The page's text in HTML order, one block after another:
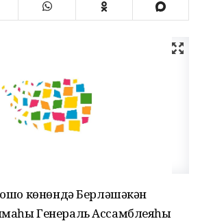
көнөндә Берләшәкән
Генераль Ассамблеяһы